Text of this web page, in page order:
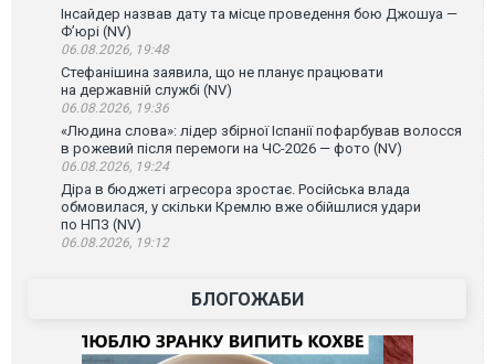
Інсайдер назвав дату та місце проведення бою Джошуа —
Ф’юрі (NV)
06.08.2026, 19:48
Стефанішина заявила, що не планує працювати
на державній службі (NV)
06.08.2026, 19:36
«Людина слова»: лідер збірної Іспанії пофарбував волосся
в рожевий після перемоги на ЧС-2026 — фото (NV)
06.08.2026, 19:24
Діра в бюджеті агресора зростає. Російська влада
обмовилася, у скільки Кремлю вже обійшлися удари
по НПЗ (NV)
06.08.2026, 19:12
БЛОГОЖАБИ